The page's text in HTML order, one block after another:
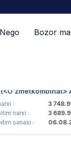
Bozor
:
3 748.99
narxi :
3
sanasi :